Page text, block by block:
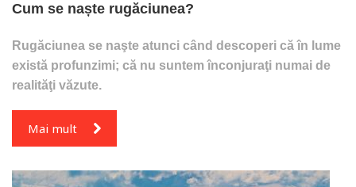
Cum se naște rugăciunea?
Rugăciunea se naşte atunci când descoperi că în lume
există profunzimi; că nu suntem înconjuraţi numai de
realităţi văzute.
Mai mult